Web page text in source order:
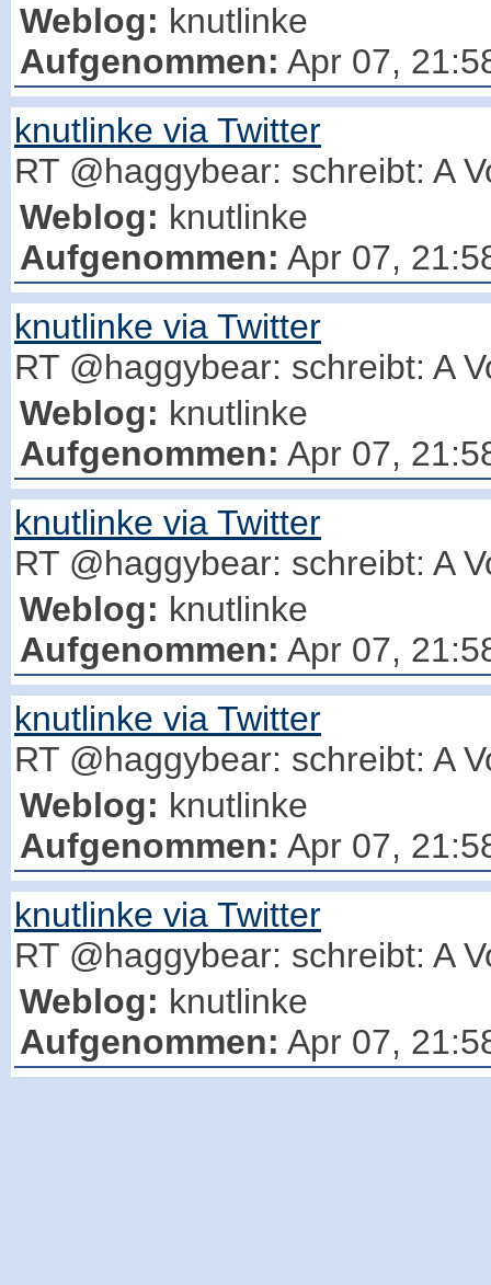
Weblog: knutlinke
Aufgenommen: Apr 07,
knutlinke via Twitter
RT @haggybear: schreibt: A
Weblog: knutlinke
Aufgenommen: Apr 07,
knutlinke via Twitter
RT @haggybear: schreibt: A
Weblog: knutlinke
Aufgenommen: Apr 07,
knutlinke via Twitter
RT @haggybear: schreibt: A
Weblog: knutlinke
Aufgenommen: Apr 07,
knutlinke via Twitter
RT @haggybear: schreibt: A
Weblog: knutlinke
Aufgenommen: Apr 07,
knutlinke via Twitter
RT @haggybear: schreibt: A
Weblog: knutlinke
Aufgenommen: Apr 07,